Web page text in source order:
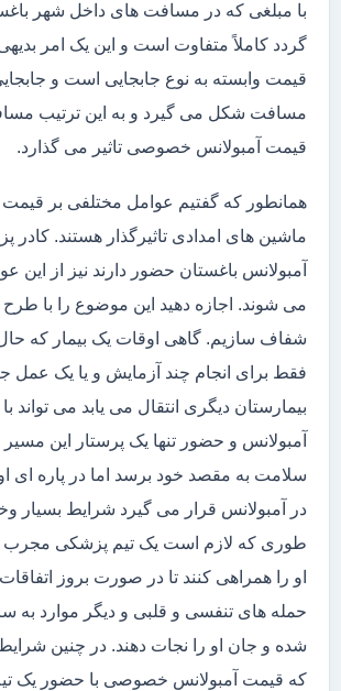
با مبلغی که در مسافت های داخل شهر
گردد کاملاً متفاوت است و این یک امر
قیمت وابسته به نوع جابجایی است و
مسافت شکل می گیرد و به این ترتیب
قیمت آمبولانس خصوصی تاثیر می گذارد.
همانطور که گفتیم عوامل مختلفی بر قیمت
ماشین های امدادی تاثیرگذار هستند. کادر
آمبولانس باغستان حضور دارند نیز از
می شوند. اجازه دهید این موضوع را با طرح
شفاف سازیم. گاهی اوقات یک بیمار که
فقط برای انجام چند آزمایش و یا یک عمل
بیمارستان دیگری انتقال می یابد می تواند با
آمبولانس و حضور تنها یک پرستار این
سلامت به مقصد خود برسد اما در پاره ای
در آمبولانس قرار می گیرد شرایط بسیار
طوری که لازم است یک تیم پزشکی مجرب
او را همراهی کنند تا در صورت بروز اتفاقات
حمله های تنفسی و قلبی و دیگر موارد به
شده و جان او را نجات دهند. در چنین
که قیمت آمبولانس خصوصی با حضور یک